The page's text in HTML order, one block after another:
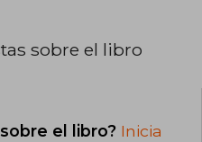
sobre el libro
el libro? Inicia